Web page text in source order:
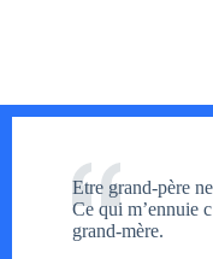
Etre grand-père
Ce qui m’ennuie
grand-mère.